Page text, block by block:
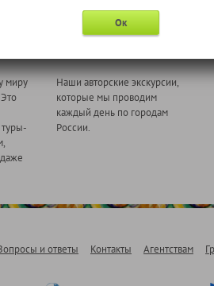
миру
Наши авторские экскурсии,
которые мы проводим
каждый день по городам
России.
и ответы Контакты Агентствам
Ок